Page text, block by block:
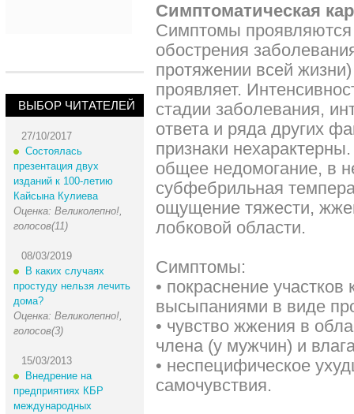
ВЫБОР ЧИТАТЕЛЕЙ
27/10/2017
Состоялась
презентация двух
изданий к 100-летию
Кайсына Кулиева
Оценка: Великолепно!,
голосов(11)
08/03/2019
В каких случаях
простуду нельзя лечить
дома?
Оценка: Великолепно!,
голосов(3)
15/03/2013
Внедрение на
предприятиях КБР
международных
Симптоматическая
Симптомы проявляются
обострения
протяжении всей
проявляет.
стадии заболевания,
ответа и ряда других
признаки
общее недомогание, в
субфебрильная
ощущение тяжести,
лобковой области.
Симптомы:
• покраснение
высыпаниями в виде
• чувство жжения в
члена (у мужчин) и
• неспецифическое
самочувствия.